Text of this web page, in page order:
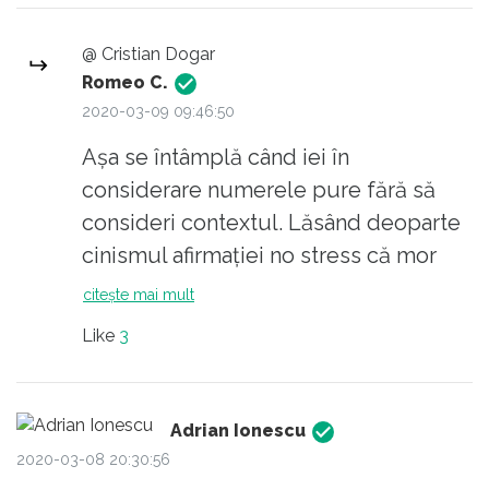
protejati bunicii! Pentru adultii sanatosi si
copii e ca o raceala, no stress!
@ Cristian Dogar
Romeo C.
2020-03-09 09:46:50
Așa se întâmplă când iei în
considerare numerele pure fără să
consideri contextul. Lăsând deoparte
cinismul afirmației no stress că mor
doar bătrânii, problema epidemiei
de îngrijiri în terapie intensivă: cam
10%. Între timp, celelalte patologii nu
pleacă în concediu. Câteva zeci de
citește mai mult
Like 3
Adrian Ionescu
2020-03-08 20:30:56